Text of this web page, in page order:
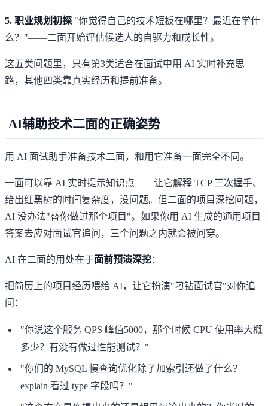
5. 职业规划初探 "你觉得自己的技术短板在哪里？最近在学什
么？"——二面开始评估候选人的自驱力和成长性。
这五类问题里，只有第3类适合在面试中用 AI 实时补充思
路，其他四类靠真实经历和提前准备。
AI辅助技术二面的正确姿势
用 AI 面试助手准备技术二面，和用它准备一面完全不同。
一面可以靠 AI 实时提示知识点——让它解释 TCP 三次握手、
给出红黑树的时间复杂度，没问题。但二面的项目深挖问题，
AI 没办法"替你做过那个项目"。如果你用 AI 生成的通用项目
答案去应对面试官追问，三个问题之内就会被问穿。
AI 在二面的用处在于面前预演深挖：
把简历上的项目经历喂给 AI，让它扮演"刁钻面试官"对你追
问：
"你说这个服务 QPS 峰值5000，那个时候 CPU 使用率大概
多少？有没有做过性能测试？"
"你们的 MySQL 慢查询优化除了加索引还做了什么？
explain 看过 type 字段吗？"